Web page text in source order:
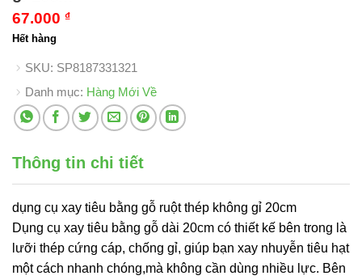
67.000 ₫
Hết hàng
SKU: SP8187331321
Danh mục: Hàng Mới Về
Thông tin chi tiết
dụng cụ xay tiêu bằng gỗ ruột thép không gỉ 20cm
Dụng cụ xay tiêu bằng gỗ dài 20cm có thiết kế bên trong là
lưỡi thép cứng cáp, chống gỉ, giúp bạn xay nhuyễn tiêu hạt
một cách nhanh chóng,mà không cần dùng nhiều lực. Bên